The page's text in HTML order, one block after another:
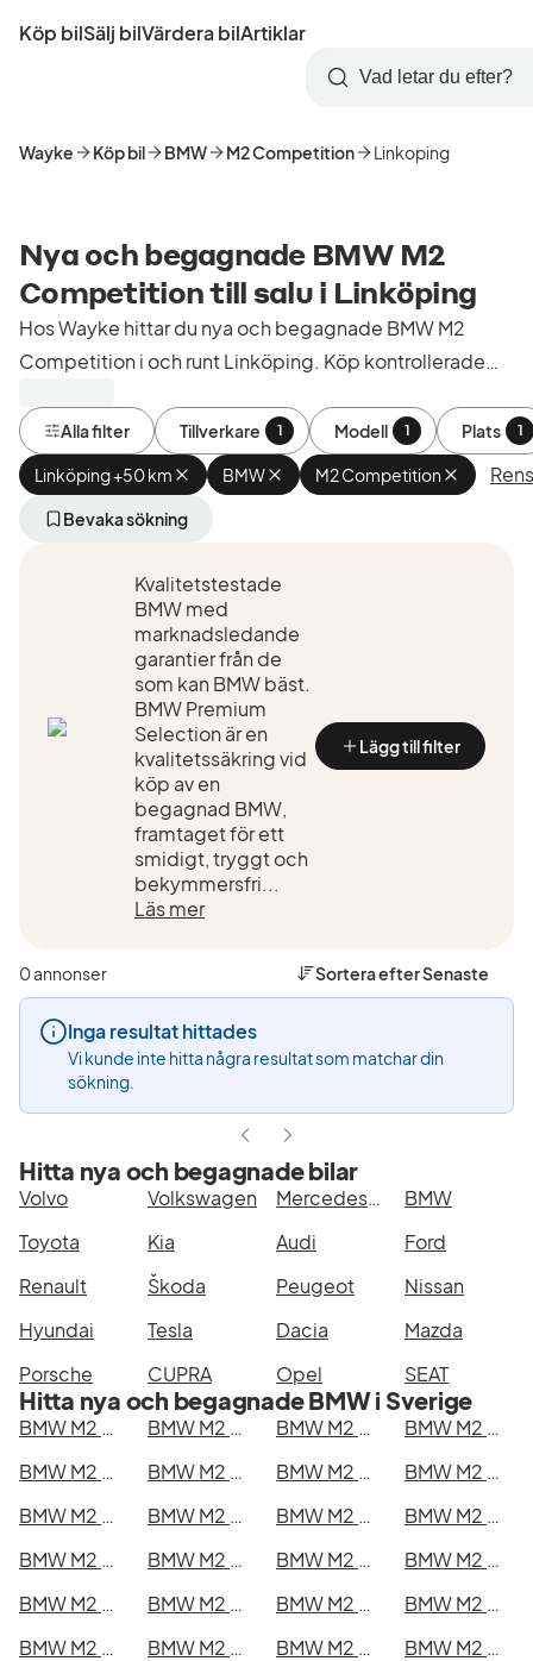
till
Startsida
Köp bilSälj bilVärdera bilArtiklar
Skapa
konto
Logga
in
Sök
Wayke Köp bil BMW M2 Competition Linkoping
Nya och begagnade BMW M2
Competition till salu i Linköping
Hos Wayke hittar du nya och begagnade BMW M2
Competition i och runt Linköping. Köp kontrollerade
Alla filter Tillverkare 1 Modell 1 Plats 1
Linköping +50 km Ta
bort
aktivt
+50
km
(Plats)
BMW Ta
bort
(Tillverkare)
M2 Competition Ta
bort
Bevaka sökning
Kvalitetstestade
BMW med
marknadsledande
garantier från de
som kan BMW bäst.
BMW Premium
Selection är en
kvalitetssäkring vid
köp av en
begagnad BMW,
framtaget för ett
smidigt, tryggt och
bekymmersfri...
Läs mer
Lägg till filter
0 annonser Sortera efterSenaste
Inga resultat hittades
Vi kunde inte hitta några resultat som matchar din
sökning.
Hitta nya och begagnade bilar
Volvo Volkswagen Mercedes-Benz
BMW
Toyota
Kia Audi
Ford
Renault
Škoda Peugeot
Nissan
Hyundai
Tesla Dacia
Mazda
Porsche
CUPRA Opel SEAT
Hitta nya och begagnade BMW i Sverige
BMW M2 Competition i Stockholm BMW M2 Competition i Göteborg BMW M2 Competition i Helsingborg
BMW M2 Competition i Jönköping
BMW M2 Competition i Malmö
BMW M2 Competition i Örebro BMW M2 Competition i Norrköping
BMW M2 Competition i Linköping
BMW M2 Competition i Uppsala
BMW M2 Competition i Västerås BMW M2 Competition i Halmstad
BMW M2 Competition i Växjö
BMW M2 Competition i Eskilstuna
BMW M2 Competition i Kalmar BMW M2 Competition i Karlskrona
BMW M2 Competition i Karlstad
BMW M2 Competition i Kristianstad
BMW M2 Competition i Sundsvall BMW M2 Competition i Umeå
BMW M2 Competition i Varberg
BMW M2 Competition i Borås
BMW M2 Competition i Falkenberg BMW M2 Competition i Gävle
BMW M2 Competition i Luleå